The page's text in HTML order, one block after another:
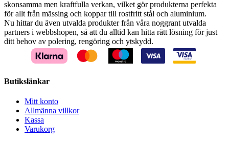
skonsamma men kraftfulla verkan, vilket gör produkterna perfekta
för allt från mässing och koppar till rostfritt stål och aluminium.
Nu hittar du även utvalda produkter från våra noggrant utvalda
partners i webbshopen, så att du alltid kan hitta rätt lösning för just
ditt behov av polering, rengöring och ytskydd.
Butikslänkar
Mitt konto
Allmänna villkor
Kassa
Varukorg